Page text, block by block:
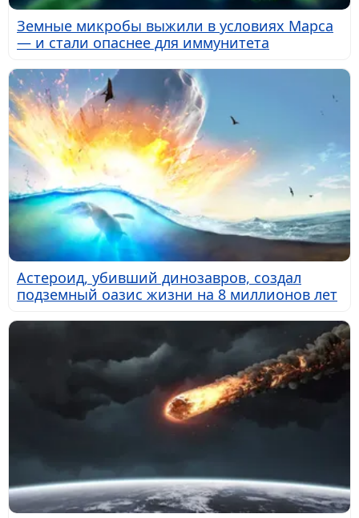
Земные микробы выжили в условиях Марса
— и стали опаснее для иммунитета
Астероид, убивший динозавров, создал
подземный оазис жизни на 8 миллионов лет